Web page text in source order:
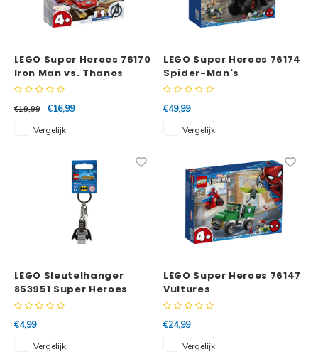
LEGO Super Heroes 76170
Iron Man vs. Thanos
€19,99
€16,99
Vergelijk
LEGO Super Heroes 76174
Spider-Man's
monstertruck vs.
€49,99
Vergelijk
LEGO Sleutelhanger
853951 Super Heroes
Batman
€4,99
Vergelijk
LEGO Super Heroes 76147
Vultures
Vrachtwagenoverval
€24,99
Vergelijk